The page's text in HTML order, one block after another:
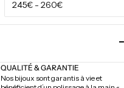
Prix
régulier
245€ - 260€
QUALITÉ & GARANTIE
Nos bijoux sont garantis à vie et